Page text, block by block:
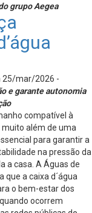
grupo Aegea
25/mar/2026 -
e garante autonomia
compatível à
além de uma
para garantir a
na pressão da
a casa. A Águas de
que a caixa d´água
o bem-estar dos
ocorrem